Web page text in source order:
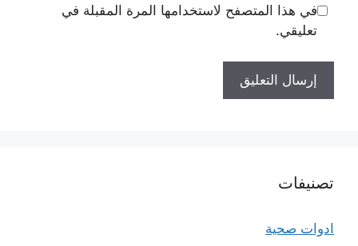
في هذا المتصفح لاستخدامها المرة المقبلة في
تعليقي.
تصنيفات
ادوات صحية